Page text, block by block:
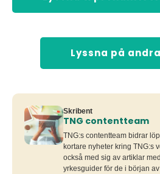
Lyssna på
Skribent
TNG contentteam
TNG:s contentteam bidrar
kortare nyheter kring TNG:s
också med sig av artiklar
yrkesguider för de i början